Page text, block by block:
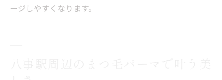
検証
ージしやすくなります。